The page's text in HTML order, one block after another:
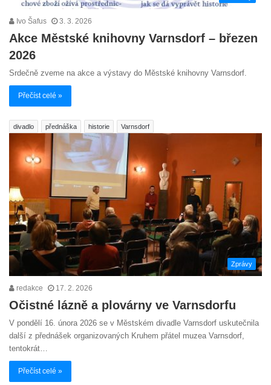
Ivo Šafus 3. 3. 2026
Akce Městské knihovny Varnsdorf – březen
2026
Srdečně zveme na akce a výstavy do Městské knihovny Varnsdorf.
Přečíst celé »
divadlo přednáška historie Varnsdorf
Zprávy
redakce 17. 2. 2026
Očistné lázně a plovárny ve Varnsdorfu
V pondělí 16. února 2026 se v Městském divadle Varnsdorf uskutečnila
další z přednášek organizovaných Kruhem přátel muzea Varnsdorf,
tentokrát…
Přečíst celé »